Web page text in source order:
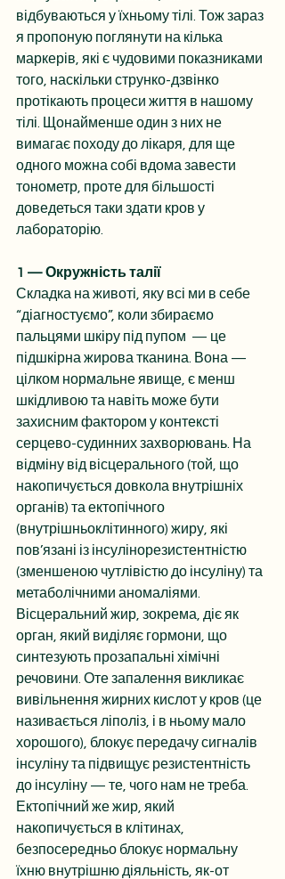
відбуваються у їхньому тілі. Тож зараз
я пропоную поглянути на кілька
маркерів, які є чудовими показниками
того, наскільки струнко-дзвінко
протікають процеси життя в нашому
тілі. Щонайменше один з них не
вимагає походу до лікаря, для ще
одного можна собі вдома завести
тонометр, проте для більшості
доведеться таки здати кров у
лабораторію.
1 — Окружність талії
Складка на животі, яку всі ми в себе
“діагностуємо”, коли збираємо
пальцями шкіру під пупом  — це
підшкірна жирова тканина. Вона —
цілком нормальне явище, є менш
шкідливою та навіть може бути
захисним фактором у контексті
серцево-судинних захворювань . На
відміну від вісцерального (той, що
накопичується довкола внутрішніх
органів) та ектопічного
(внутрішньоклітинного) жиру, які
пов’язані із інсулінорезистентністю
(зменшеною чутлівістю до інсуліну) та
метаболічними аномаліями.
Вісцеральний жир, зокрема, діє як
орган, який виділяє гормони, що
синтезують прозапальні хімічні
речовини. Оте запалення викликає
вивільнення жирних кислот у кров (це
називається ліполіз, і в ньому мало
хорошого), блокує передачу сигналів
інсуліну та підвищує резистентність
до інсуліну — те, чого нам не треба.
Ектопічний же жир, який
накопичується в клітинах,
безпосередньо блокує нормальну
їхню внутрішню діяльність, як-от